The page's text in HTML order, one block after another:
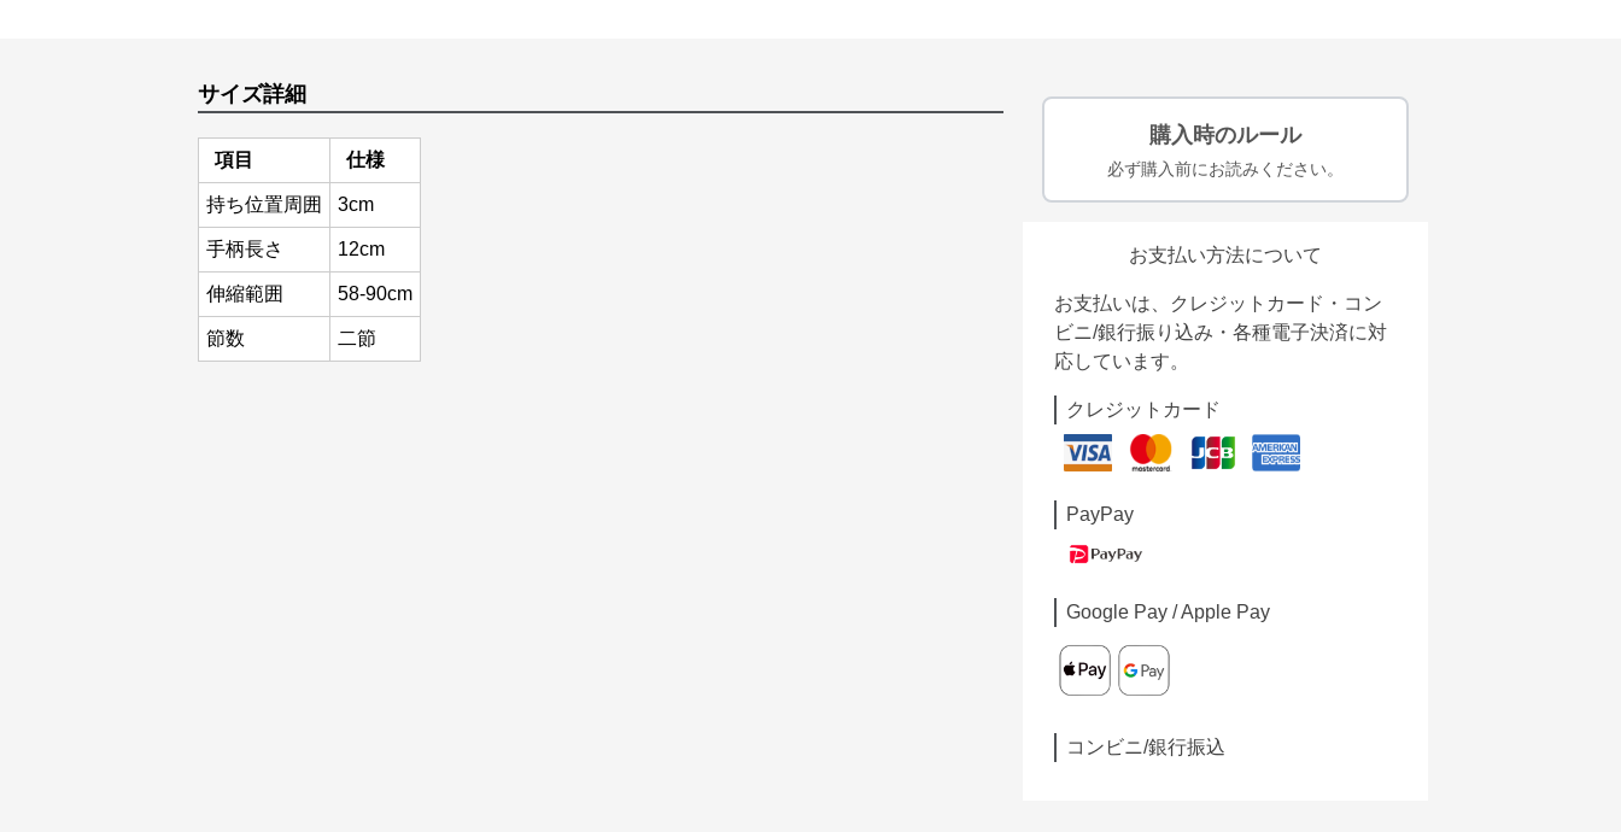
サイズ詳細
項目 仕様
持ち位置周囲 3cm
手柄長さ 12cm
伸縮範囲 58-90cm
節数 二節
購入時のルール
必ず購入前にお読みください。
お支払い方法について
お支払いは、クレジットカード・コン
ビニ/銀行振り込み・各種電子決済に対
応しています。
クレジットカード
PayPay
Google Pay / Apple Pay
コンビニ/銀行振込